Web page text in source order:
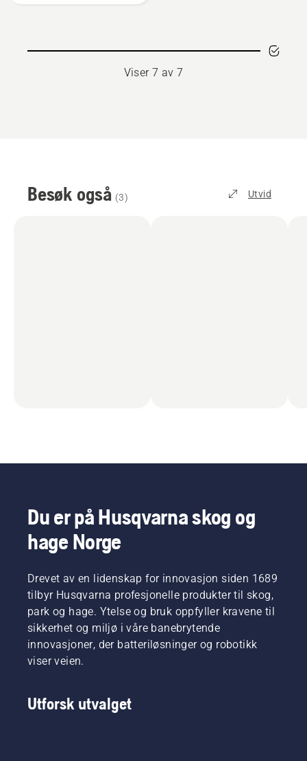
Viser 7 av 7
Besøk også (3) Utvid
Du er på Husqvarna skog og
hage Norge
Drevet av en lidenskap for innovasjon siden 1689
tilbyr Husqvarna profesjonelle produkter til skog,
park og hage. Ytelse og bruk oppfyller kravene til
sikkerhet og miljø i våre banebrytende
innovasjoner, der batteriløsninger og robotikk
viser veien.
Utforsk utvalget